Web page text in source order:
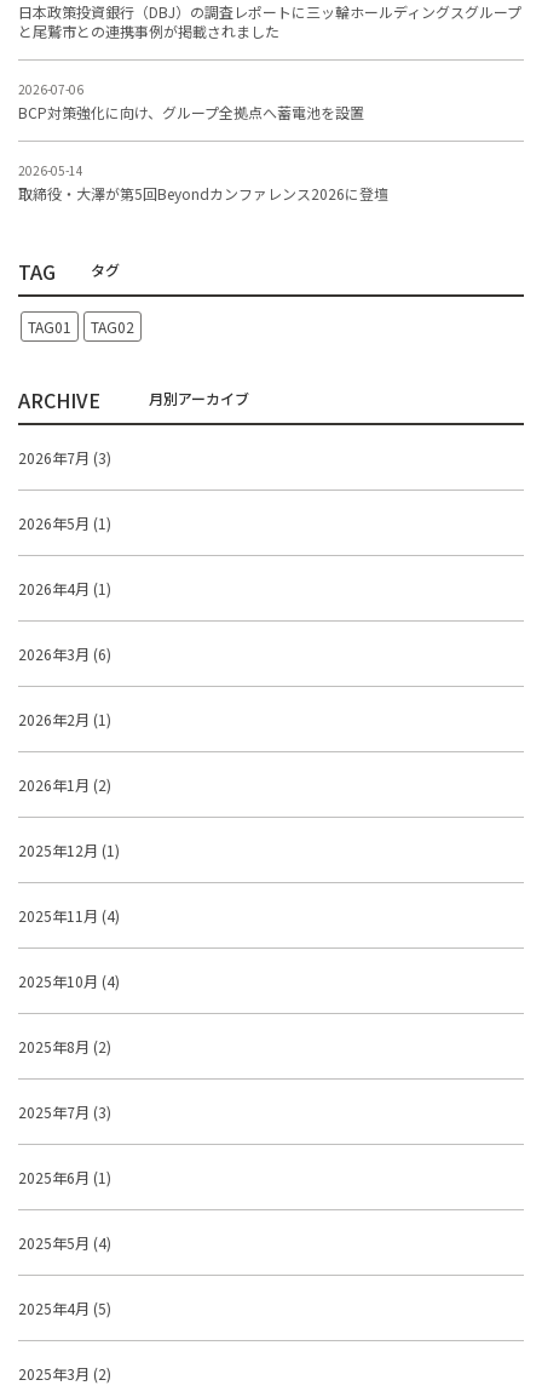
日本政策投資銀行（DBJ）の調査レポートに三ッ輪ホールディングスグループ
と尾鷲市との連携事例が掲載されました
2026-07-06
BCP対策強化に向け、グループ全拠点へ蓄電池を設置
2026-05-14
取締役・大澤が第5回Beyondカンファレンス2026に登壇
TAG
TAG01 TAG02
ARCHIVE
2026年7月 (3)
2026年5月 (1)
2026年4月 (1)
2026年3月 (6)
2026年2月 (1)
2026年1月 (2)
2025年12月 (1)
2025年11月 (4)
2025年10月 (4)
2025年8月 (2)
2025年7月 (3)
2025年6月 (1)
2025年5月 (4)
2025年4月 (5)
2025年3月 (2)